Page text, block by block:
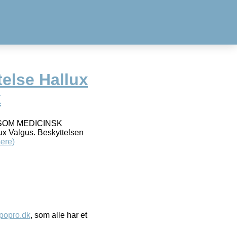
Hallux
MEDICINSK
Valgus. Beskyttelsen
, som alle har et